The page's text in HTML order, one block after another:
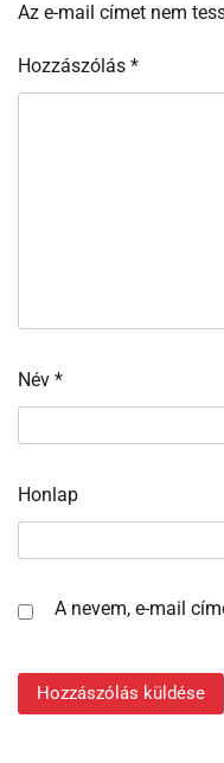
Az e-mail címet nem
Hozzászólás *
Név *
Honlap
A nevem, e-mail